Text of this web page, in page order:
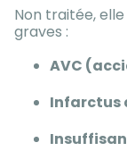
Non traitée,
graves :
AVC
Infarctus